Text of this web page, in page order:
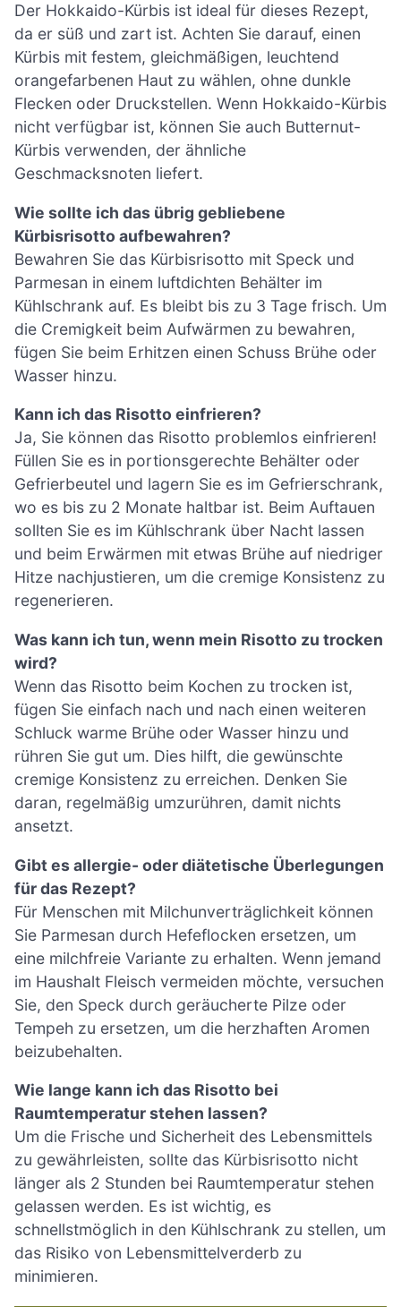
Der Hokkaido-Kürbis ist ideal für dieses Rezept,
da er süß und zart ist. Achten Sie darauf, einen
Kürbis mit festem, gleichmäßigen, leuchtend
orangefarbenen Haut zu wählen, ohne dunkle
Flecken oder Druckstellen. Wenn Hokkaido-Kürbis
nicht verfügbar ist, können Sie auch Butternut-
Kürbis verwenden, der ähnliche
Geschmacksnoten liefert.
Wie sollte ich das übrig gebliebene
Kürbisrisotto aufbewahren?
Bewahren Sie das Kürbisrisotto mit Speck und
Parmesan in einem luftdichten Behälter im
Kühlschrank auf. Es bleibt bis zu 3 Tage frisch. Um
die Cremigkeit beim Aufwärmen zu bewahren,
fügen Sie beim Erhitzen einen Schuss Brühe oder
Wasser hinzu.
Kann ich das Risotto einfrieren?
Ja, Sie können das Risotto problemlos einfrieren!
Füllen Sie es in portionsgerechte Behälter oder
Gefrierbeutel und lagern Sie es im Gefrierschrank,
wo es bis zu 2 Monate haltbar ist. Beim Auftauen
sollten Sie es im Kühlschrank über Nacht lassen
und beim Erwärmen mit etwas Brühe auf niedriger
Hitze nachjustieren, um die cremige Konsistenz zu
regenerieren.
Was kann ich tun, wenn mein Risotto zu trocken
wird?
Wenn das Risotto beim Kochen zu trocken ist,
fügen Sie einfach nach und nach einen weiteren
Schluck warme Brühe oder Wasser hinzu und
rühren Sie gut um. Dies hilft, die gewünschte
cremige Konsistenz zu erreichen. Denken Sie
daran, regelmäßig umzurühren, damit nichts
ansetzt.
Gibt es allergie- oder diätetische Überlegungen
für das Rezept?
Für Menschen mit Milchunverträglichkeit können
Sie Parmesan durch Hefeflocken ersetzen, um
eine milchfreie Variante zu erhalten. Wenn jemand
im Haushalt Fleisch vermeiden möchte, versuchen
Sie, den Speck durch geräucherte Pilze oder
Tempeh zu ersetzen, um die herzhaften Aromen
beizubehalten.
Wie lange kann ich das Risotto bei
Raumtemperatur stehen lassen?
Um die Frische und Sicherheit des Lebensmittels
zu gewährleisten, sollte das Kürbisrisotto nicht
länger als 2 Stunden bei Raumtemperatur stehen
gelassen werden. Es ist wichtig, es
schnellstmöglich in den Kühlschrank zu stellen, um
das Risiko von Lebensmittelverderb zu
minimieren.